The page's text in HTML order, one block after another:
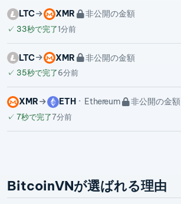
LTC XMR 非公開の金額
✓ 33秒で完了1分前
LTC XMR 非公開の金額
✓ 35秒で完了6分前
XMR ETH Ethereum 非公開の金額
✓ 7秒で完了7分前
BitcoinVNが選ばれる理由